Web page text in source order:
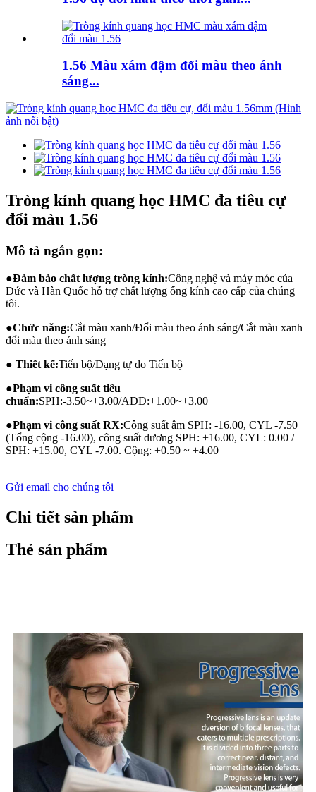
1.56 Màu xám đậm đổi màu theo ánh
sáng...
Tròng kính quang học HMC đa tiêu cự
đổi màu 1.56
Mô tả ngắn gọn:
●Đảm bảo chất lượng tròng kính:Công nghệ và máy móc của
Đức và Hàn Quốc hỗ trợ chất lượng ống kính cao cấp của chúng
tôi.
●Chức năng:Cắt màu xanh/Đổi màu theo ánh sáng/Cắt màu xanh
đổi màu theo ánh sáng
● Thiết kế:Tiến bộ/Dạng tự do Tiến bộ
●Phạm vi công suất tiêu
chuẩn:SPH:-3.50~+3.00/ADD:+1.00~+3.00
●Phạm vi công suất RX:Công suất âm SPH: -16.00, CYL -7.50
(Tổng cộng -16.00), công suất dương SPH: +16.00, CYL: 0.00 /
SPH: +15.00, CYL -7.00. Cộng: +0.50 ~ +4.00
Gửi email cho chúng tôi
Chi tiết sản phẩm
Thẻ sản phẩm